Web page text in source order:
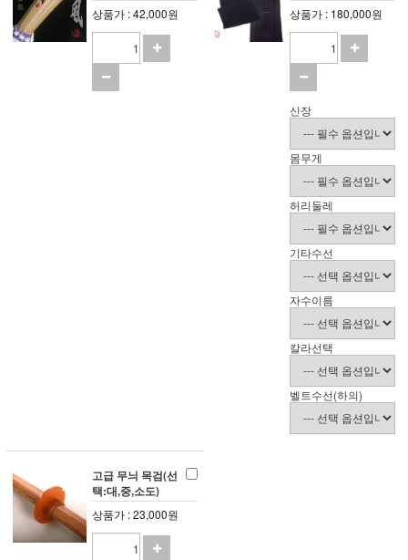
상품가 : 42,000원 상품가 : 180,000원
신장
몸무게
허리둘레
기타수선
자수이름
칼라선택
벨트수선(하의)
고급 무늬 목검(선
택:대,중,소도)
상품가 : 23,000원